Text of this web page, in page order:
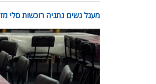
מעגל נשים נתניה רוכשות סלי מזון